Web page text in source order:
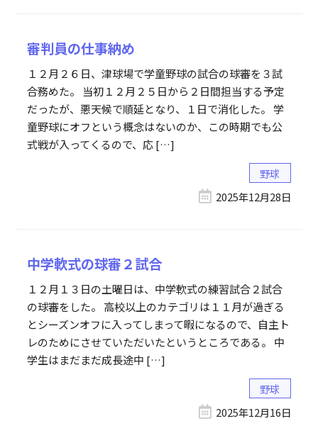
審判員の仕事納め
１２月２６日、津球場で学童野球の試合の球審を３試
合務めた。 当初１２月２５日から２日間担当する予定
だったが、悪天候で順延となり、１日で消化した。 学
童野球にオフという概念はないのか、この時期でも公
式戦が入ってくるので、応 […]
野球
2025年12月28日
中学軟式の球審２試合
１２月１３日の土曜日は、中学軟式の練習試合２試合
の球審をした。 高校以上のカテゴリは１１月が過ぎる
とシーズンオフに入ってしまって暇になるので、自主ト
レのためにさせていただいたというところである。 中
学生はまだまだ成長途中 […]
野球
2025年12月16日